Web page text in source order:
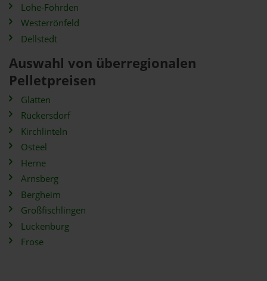
Lohe-Föhrden
Westerrönfeld
Dellstedt
Auswahl von überregionalen
Pelletpreisen
Glatten
Rückersdorf
Kirchlinteln
Osteel
Herne
Arnsberg
Bergheim
Großfischlingen
Lückenburg
Frose